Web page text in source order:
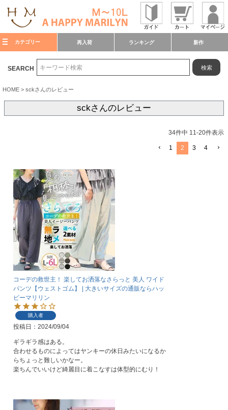
カテゴリー 再入荷 ランキング 新作
SEARCH 検索
HOME sckさんのレビュー
sckさんのレビュー
34件中 11-20件表示
1 2 3 4
コーデの救世主！ 楽してお洒落なさらっと 美人 ワイド
パンツ【ウェストゴム】 | 大きいサイズの通販ならハッ
ピーマリリン
購入者
投稿日 2024/09/04
ギラギラ感はある。
合わせるものによってはヤンキーの休日みたいになるか
らちょっと難しいかなー。
楽ちんでいいけど綺麗目に着こなすは体型的にむり！